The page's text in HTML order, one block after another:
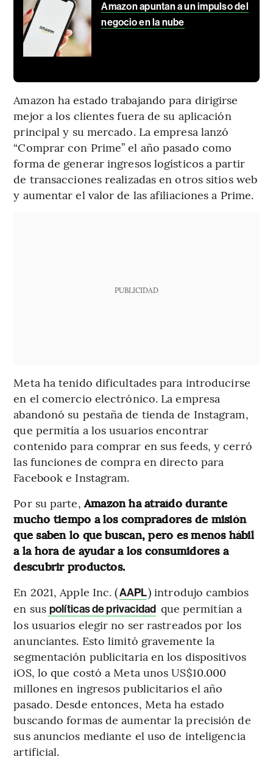
Amazon apuntan a un impulso del
negocio en la nube
Amazon ha estado trabajando para dirigirse
mejor a los clientes fuera de su aplicación
principal y su mercado. La empresa lanzó
“Comprar con Prime” el año pasado como
forma de generar ingresos logísticos a partir
de transacciones realizadas en otros sitios web
y aumentar el valor de las afiliaciones a Prime.
PUBLICIDAD
Meta ha tenido dificultades para introducirse
en el comercio electrónico. La empresa
abandonó su pestaña de tienda de Instagram,
que permitía a los usuarios encontrar
contenido para comprar en sus feeds, y cerró
las funciones de compra en directo para
Facebook e Instagram.
Por su parte,Amazon ha atraído durante
mucho tiempo a los compradores de misión
que saben lo que buscan, pero es menos hábil
a la hora de ayudar a los consumidores a
descubrir productos.
En 2021, Apple Inc. (AAPL) introdujo cambios
en sus políticas de privacidad que permitían a
los usuarios elegir no ser rastreados por los
anunciantes. Esto limitó gravemente la
segmentación publicitaria en los dispositivos
iOS, lo que costó a Meta unos US$10.000
millones en ingresos publicitarios el año
pasado. Desde entonces, Meta ha estado
buscando formas de aumentar la precisión de
sus anuncios mediante el uso de inteligencia
artificial.